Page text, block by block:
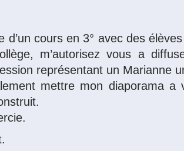
d’un cours en 3° avec des
m’autorisez vous a
représentant un Marianne
mettre mon diaporama a